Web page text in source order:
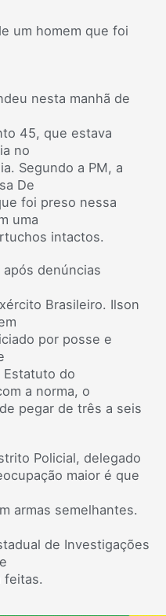
um homem que foi
nesta manhã de
45, que estava
no
Segundo a PM, a
De
foi preso nessa
uma
intactos.
denúncias
Brasileiro. Ilson
por posse e
do
a norma, o
pegar de três a seis
Policial, delegado
maior é que
armas semelhantes.
de Investigações
feitas.